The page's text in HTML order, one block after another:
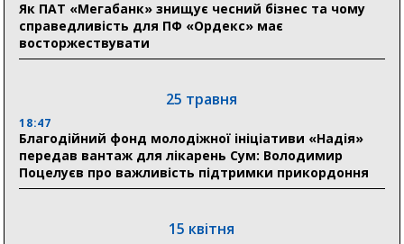
Кобзар домовляється із Червоним Хрестом про нові
укриття та енергетичну підтримку для Сумської
громади
Понад 8 мільйонів книжок згоріли. Як допомогти
«Ранку» та іншим видавництвам відновитися
04 серпня
20:41
на пенсії, страхові виплати та підтримку
Як ПАТ «Мегабанк» знищує чесний бізнес та чому
справедливість для ПФ «Ордекс» має
восторжествувати
25 травня
18:47
Благодійний фонд молодіжної ініціативи «Надія»
передав вантаж для лікарень Сум: Володимир
Поцелуєв про важливість підтримки прикордоння
15 квітня